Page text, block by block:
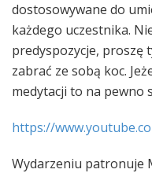
dostosowywane do
każdego uczestnika.
predyspozycje, proszę
zabrać ze sobą koc.
medytacji to na pewno
https://
Wydarzeniu patronuje